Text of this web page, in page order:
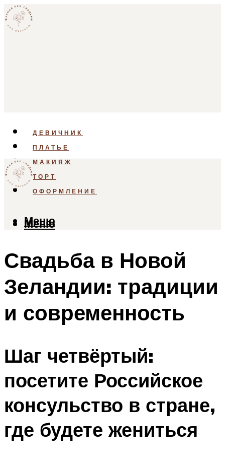
ДЕВИЧНИК
ПЛАТЬЕ
МАКИЯЖ
ТОРТ
ОФОРМЛЕНИЕ
Меню
Меню
Свадьба в Новой
Зеландии: традиции
и современность
Шаг четвёртый:
посетите Российское
консульство в стране,
где будете жениться